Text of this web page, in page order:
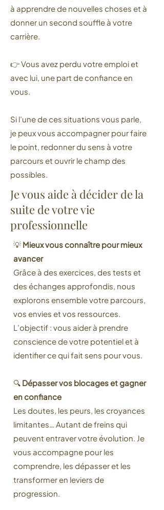
à apprendre de nouvelles choses et à
donner un second souffle à votre
carrière.
👉 Vous avez perdu votre emploi et
avec lui, une part de confiance en
vous.
Si l’une de ces situations vous parle,
je peux vous accompagner pour faire
le point, redonner du sens à votre
parcours et ouvrir le champ des
possibles.
Je vous aide à décider de la
suite de votre vie
professionnelle
💡 Mieux vous connaître pour mieux
avancer
Grâce à des exercices, des tests et
des échanges approfondis, nous
explorons ensemble votre parcours,
vos envies et vos ressources.
L’objectif : vous aider à prendre
conscience de votre potentiel et à
identifier ce qui fait sens pour vous.
🔍 Dépasser vos blocages et gagner
en confiance
Les doutes, les peurs, les croyances
limitantes… Autant de freins qui
peuvent entraver votre évolution. Je
vous accompagne pour les
comprendre, les dépasser et les
transformer en leviers de
progression.